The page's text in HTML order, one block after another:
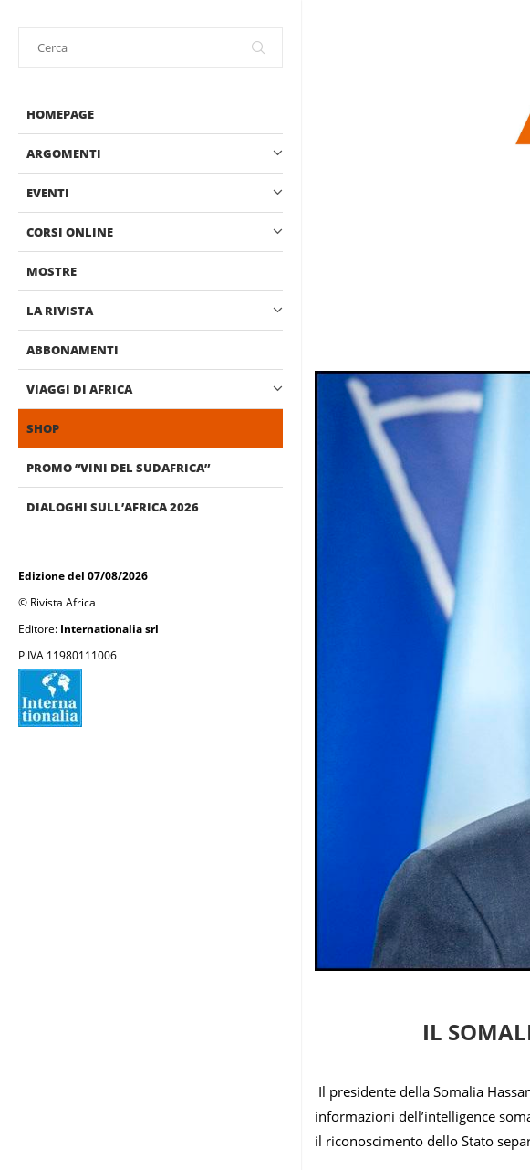
HOMEPAGE
ARGOMENTI
EVENTI
CORSI ONLINE
MOSTRE
LA RIVISTA
ABBONAMENTI
VIAGGI DI AFRICA
SHOP
PROMO “VINI DEL SUDAFRICA”
DIALOGHI SULL’AFRICA 2026
Edizione del 07/08/2026
© Rivista Africa
Editore: Internationalia srl
P.IVA 11980111006
IL
Il presidente della Somalia
informazioni dell’intelligence
il riconoscimento dello Stato